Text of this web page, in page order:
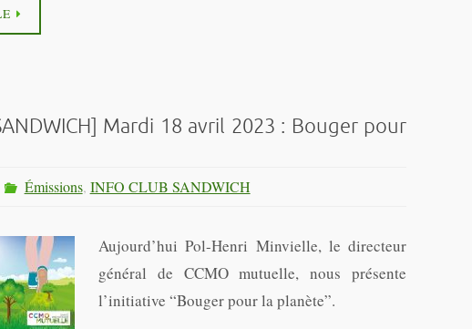
Mardi 18 avril 2023 : Bouger pour
Émissions, INFO CLUB SANDWICH
Aujourd’hui Pol-Henri Minvielle, le directeur
général de CCMO mutuelle, nous présente
l’initiative “Bouger pour la planète”.